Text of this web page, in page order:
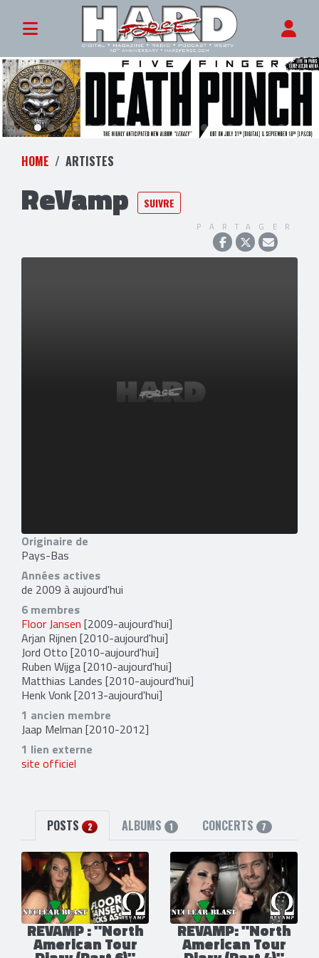
HOME ARTISTES
ReVamp SUIVRE
PARTAGER
Originaire de
Pays-Bas
Années actives
de 2009 à aujourd'hui
6 membres
Floor Jansen [2009-aujourd'hui]
Arjan Rijnen [2010-aujourd'hui]
Jord Otto [2010-aujourd'hui]
Ruben Wijga[2010-aujourd'hui]
Matthias Landes [2010-aujourd'hui]
Henk Vonk[2013-aujourd'hui]
1 ancien membre
Jaap Melman [2010-2012]
1 lien externe
site officiel
POSTS 2 ALBUMS 1 CONCERTS 7
REVAMP : "North
American Tour
REVAMP: "North
American Tour